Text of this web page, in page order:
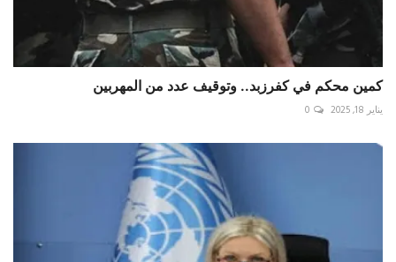
كمين محكم في كفرزبد.. وتوقيف عدد من المهربين
يناير 18, 2025 0